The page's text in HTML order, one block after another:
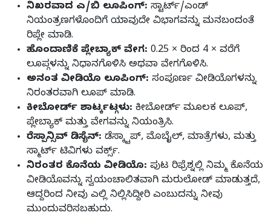
ನಿಖರವಾದ ಎ/ಬಿ ಲೂಪಿಂಗ್: ಸ್ಟಾರ್ಟ್/ಎಂಡ್
ನಿಯಂತ್ರಣಗಳೊಂದಿಗೆ ಯಾವುದೇ ವಿಭಾಗವನ್ನು ಮನಬಂದಂತೆ
ರಿಪ್ಲೇ ಮಾಡಿ.
ಹೊಂದಾಣಿಕೆ ಪ್ಲೇಬ್ಯಾಕ್ ವೇಗ: 0.25 × ರಿಂದ 4 × ವರೆಗೆ
ಲೂಪ್ಗಳನ್ನು ನಿಧಾನಗೊಳಿಸಿ ಅಥವಾ ವೇಗಗೊಳಿಸಿ.
ಅನಂತ ವೀಡಿಯೊ ಲೂಪಿಂಗ್: ಸಂಪೂರ್ಣ ವೀಡಿಯೊಗಳನ್ನು
ನಿರಂತರವಾಗಿ ಲೂಪ್ ಮಾಡಿ.
ಕೀಬೋರ್ಡ್ ಶಾರ್ಟ್ಕಟ್ಗಳು: ಕೀಬೋರ್ಡ್ ಮೂಲಕ ಲೂಪ್,
ಪ್ಲೇಬ್ಯಾಕ್ ಮತ್ತು ವೇಗವನ್ನು ನಿಯಂತ್ರಿಸಿ.
ರೆಸ್ಪಾನ್ಸಿವ್ ಡಿಸೈನ್: ಡೆಸ್ಕ್ಟಾಪ್, ಮೊಬೈಲ್, ಮಾತ್ರೆಗಳು, ಮತ್ತು
ಸ್ಮಾರ್ಟ್ ಟಿವಿಗಳು ವರ್ಕ್ಸ್.
ನಿರಂತರ ಕೊನೆಯ ವೀಡಿಯೊ: ಪುಟ ರಿಫ್ರೆಶ್ನಲ್ಲಿ ನಿಮ್ಮ ಕೊನೆಯ
ವೀಡಿಯೊವನ್ನು ಸ್ವಯಂಚಾಲಿತವಾಗಿ ಮರುಲೋಡ್ ಮಾಡುತ್ತದೆ,
ಆದ್ದರಿಂದ ನೀವು ಎಲ್ಲಿ ನಿಲ್ಲಿಸಿದ್ದೀರಿ ಎಂಬುದನ್ನು ನೀವು
ಮುಂದುವರಿಸಬಹುದು.